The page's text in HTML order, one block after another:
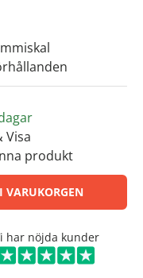
Visa
produkt
VARUKORGEN
har nöjda kunder